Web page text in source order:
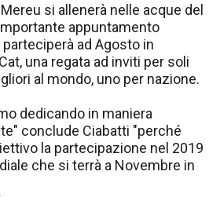
si allenerà nelle acque del
appuntamento
ad Agosto in
una regata ad inviti per soli
al mondo, uno per nazione.
dedicando in maniera
conclude Ciabatti "perché
la partecipazione nel 2019
che si terrà a Novembre in